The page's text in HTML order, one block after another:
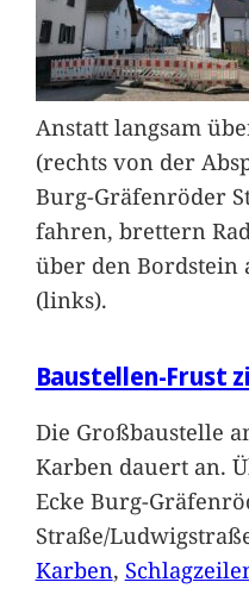
Anstatt langsam
(rechts von der
Burg-Gräfenröder
fahren, brettern
über den Bordstein
(links).
Baustellen-Frust
Die Großbaustelle
Karben dauert an.
Ecke Burg-
Straße/
Karben,